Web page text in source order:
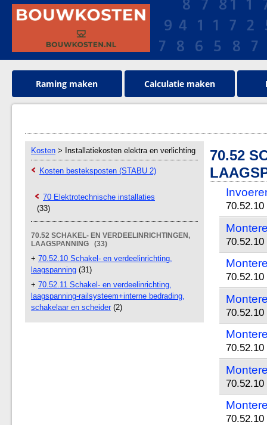
Raming maken Calculatie maken
Kosten > Installatiekosten elektra en verlichting
Kosten besteksposten (STABU 2)
70 Elektrotechnische installaties
(33)
70.52 SCHAKEL- EN VERDEELINRICHTINGEN,
LAAGSPANNING (33)
+ 70.52.10 Schakel- en verdeelinrichting,
laagspanning (31)
+ 70.52.11 Schakel- en verdeelinrichting,
laagspanning-railsysteem+interne bedrading,
schakelaar en scheider(2)
70.52